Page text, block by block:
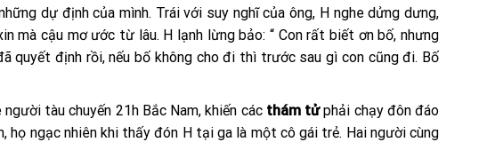
dự định của mình. Trái với suy nghĩ của ông, H nghe dửng dưng,
mà cậu mơ ước từ lâu. H lạnh lừng bảo: “ Con rất biết ơn bố, nhưng
quyết định rồi, nếu bố không cho đi thì trước sau gì con cũng đi. Bố
tàu chuyến 21h Bắc Nam, khiến các thám tửphải chạy đôn đáo
họ ngạc nhiên khi thấy đón H tại ga là một cô gái trẻ. Hai người cùng